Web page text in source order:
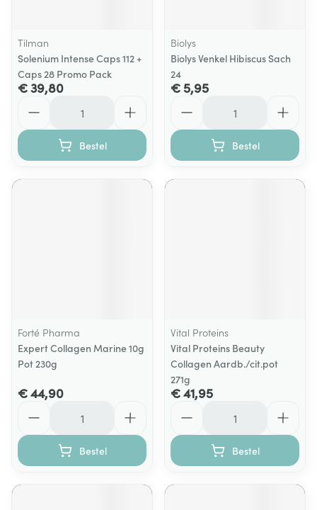
Tilman
Solenium Intense Caps 112 +
Caps 28 Promo Pack
€ 39,80
Bestel
Biolys
Biolys Venkel Hibiscus Sach
24
€ 5,95
Bestel
Forté Pharma
Expert Collagen Marine 10g
Pot 230g
€ 44,90
Bestel
Vital Proteins
Vital Proteins Beauty
Collagen Aardb./cit.pot
271g
€ 41,95
Bestel